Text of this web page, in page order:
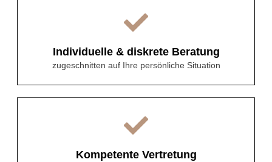
Individuelle & diskrete Beratung
zugeschnitten auf Ihre persönliche Situation
Kompetente Vertretung